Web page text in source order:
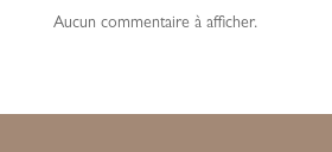
Aucun commentaire à afficher.